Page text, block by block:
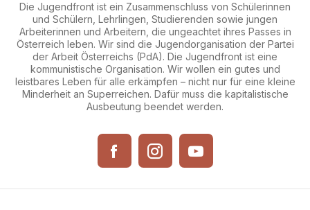
Die Jugendfront ist ein Zusammenschluss von Schülerinnen
und Schülern, Lehrlingen, Studierenden sowie jungen
Arbeiterinnen und Arbeitern, die ungeachtet ihres Passes in
Österreich leben. Wir sind die Jugendorganisation der Partei
der Arbeit Österreichs (PdA). Die Jugendfront ist eine
kommunistische Organisation. Wir wollen ein gutes und
leistbares Leben für alle erkämpfen – nicht nur für eine kleine
Minderheit an Superreichen. Dafür muss die kapitalistische
Ausbeutung beendet werden.